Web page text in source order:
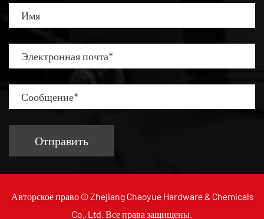
Авторское право ©Zhejiang Chaoyue Hardware & Chemicals
Co., Ltd. Все права защищены.